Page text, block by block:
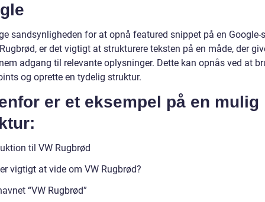
sandsynligheden for at opnå featured snippet på en Google-
er det vigtigt at strukturere teksten på en måde, der
adgang til relevante oplysninger. Dette kan opnås ved at
og oprette en tydelig struktur.
er et eksempel på en mulig
til VW Rugbrød
vigtigt at vide om VW Rugbrød?
“VW Rugbrød”